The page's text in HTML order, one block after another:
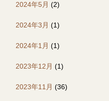
2024年5月 (2)
2024年3月 (1)
2024年1月 (1)
2023年12月 (1)
2023年11月 (36)